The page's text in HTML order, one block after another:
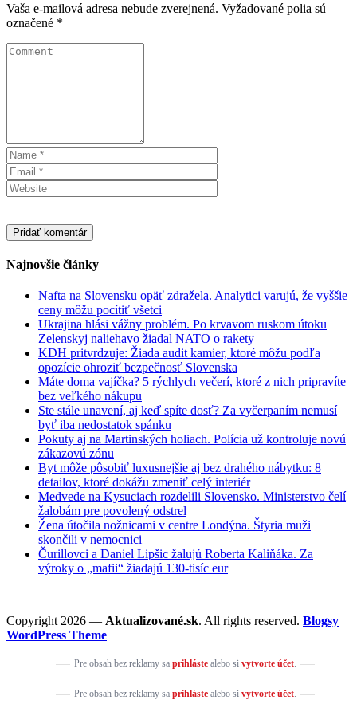
Vaša e-mailová adresa nebude zverejnená. Vyžadované polia sú
označené *
Najnovšie články
Nafta na Slovensku opäť zdražela. Analytici varujú, že vyššie
ceny môžu pocítiť všetci
Ukrajina hlási vážny problém. Po krvavom ruskom útoku
Zelenskyj naliehavo žiadal NATO o rakety
KDH pritvrdzuje: Žiada audit kamier, ktoré môžu podľa
opozície ohroziť bezpečnosť Slovenska
Máte doma vajíčka? 5 rýchlych večerí, ktoré z nich pripravíte
bez veľkého nákupu
Ste stále unavení, aj keď spíte dosť? Za vyčerpaním nemusí
byť iba nedostatok spánku
Pokuty aj na Martinských holiach. Polícia už kontroluje novú
zákazovú zónu
Byt môže pôsobiť luxusnejšie aj bez drahého nábytku: 8
detailov, ktoré dokážu zmeniť celý interiér
Medvede na Kysuciach rozdelili Slovensko. Ministerstvo čelí
žalobám pre povolený odstrel
Žena útočila nožnicami v centre Londýna. Štyria muži
skončili v nemocnici
Čurillovci a Daniel Lipšic žalujú Roberta Kaliňáka. Za
výroky o „mafii“ žiadajú 130-tisíc eur
Copyright 2026 — Aktualizované.sk. All rights reserved. Blogsy
WordPress Theme
Pre obsah bez reklamy sa prihlástealebo si vytvorte účet.